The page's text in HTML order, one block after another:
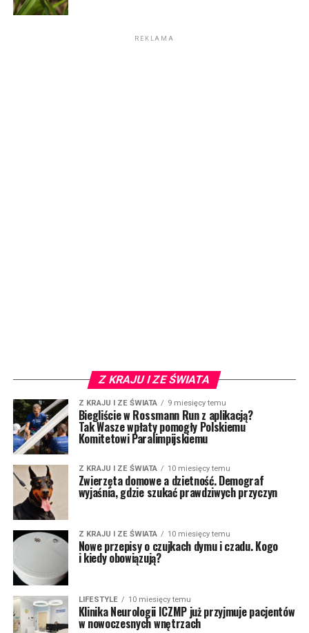
REKLAMA
Z KRAJU I ZE ŚWIATA
Z KRAJU I ZE ŚWIATA 9 miesięcy temu
Biegliście w Rossmann Run z aplikacją?
Tak Wasze wpłaty pomogły Polskiemu
Komitetowi Paralimpijskiemu
Z KRAJU I ZE ŚWIATA 10 miesięcy temu
Zwierzęta domowe a dzietność. Demograf
wyjaśnia, gdzie szukać prawdziwych przyczyn
Z KRAJU I ZE ŚWIATA 10 miesięcy temu
Nowe przepisy o czujkach dymu i czadu. Kogo
i kiedy obowiązują?
LIFESTYLE 10 miesięcy temu
Klinika Neurologii ICZMP już przyjmuje pacjentów
w nowoczesnych wnętrzach